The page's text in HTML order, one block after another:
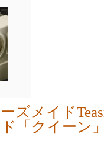
ーズメイド
「クイーン